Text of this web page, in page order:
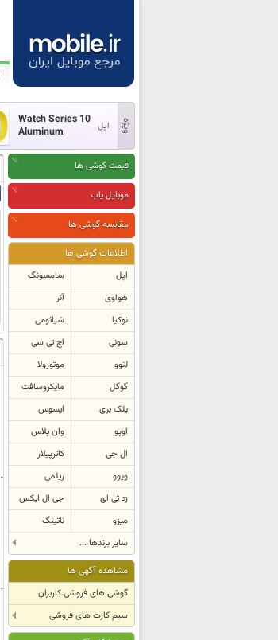
اپل Watch Series 10
Aluminum
قیمت گوشی ها
موبایل یاب
مقایسه گوشی ها
اطلاعات گوشی ها
اپل
سامسونگ
هواوی
آنر
نوکیا
شیائومی
سونی
اچ تی سی
لنوو
موتورولا
گوگل
مایکروسافت
بلک بری
ایسوس
اوپو
وان پلاس
ال جی
کاترپیلار
ویوو
ریلمی
زد تی ای
جی ال ایکس
میزو
ناتینگ
سایر برندها ...
مشاهده آگهی ها
گوشی های فروشی کاربران
سیم کارت های فروشی